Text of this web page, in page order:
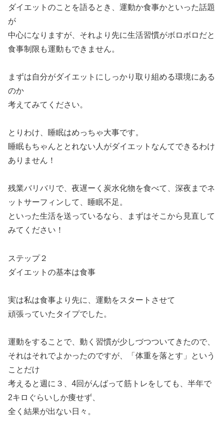
ダイエットのことを語るとき、運動か食事かといった話題
が
中心になりますが、それより先に生活習慣がボロボロだと
食事制限も運動もできません。
まずは自分がダイエットにしっかり取り組める環境にある
のか
考えてみてください。
とりわけ、睡眠はめっちゃ大事です。
睡眠もちゃんととれない人がダイエットなんてできるわけ
ありません！
残業バリバリで、夜遅ーく炭水化物を食べて、深夜までネ
ットサーフィンして、睡眠不足。
といった生活を送っているなら、まずはそこから見直して
みてください！
ステップ２
ダイエットの基本は食事
実は私は食事より先に、運動をスタートさせて
頑張っていたタイプでした。
運動をすることで、動く習慣が少しづつついてきたので、
それはそれでよかったのですが、「体重を落とす」という
ことだけ
考えると週に３、4回がんばって筋トレをしても、半年で
2キロぐらいしか痩せず、
全く結果が出ない日々。